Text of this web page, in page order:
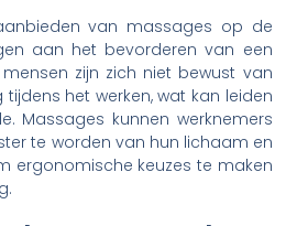
van massages op de
aan het bevorderen van een
zijn zich niet bewust van
het werken, wat kan leiden
Massages kunnen werknemers
te worden van hun lichaam en
ergonomische keuzes te maken